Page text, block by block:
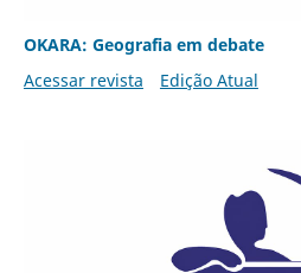
OKARA: Geografia em debate
Acessar revista
Edição Atual